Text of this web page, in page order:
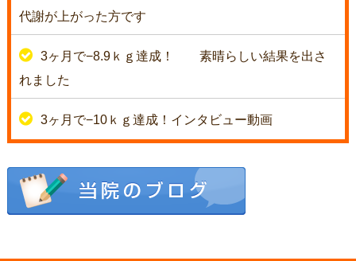
代謝が上がった方です
3ヶ月で−8.9ｋｇ達成！
素晴らしい結果を出さ
れました
3ヶ月で−10ｋｇ達成！インタビュー動画